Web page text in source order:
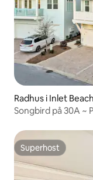
Radhus i Inlet Beach
Songbird på 30A ~
Superhost
Superhost